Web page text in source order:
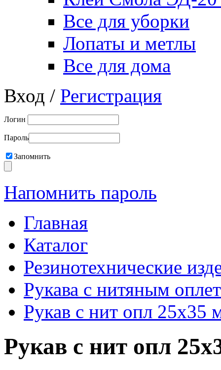
Все для уборки
Лопаты и метлы
Все для дома
Вход / Регистрация
Логин
Пароль
Запомнить
Напомнить пароль
Главная
Каталог
Резинотехнические
Рукава с нитяным
Рукав с нит опл
Рукав с нит опл